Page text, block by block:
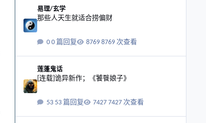
易理/玄学
那些人天生就适合捞偏财
0 篇回复 8769 次查看
莲蓬鬼话
[连载]诡异新作；《饕餮娘子》
53 篇回复 7427 次查看